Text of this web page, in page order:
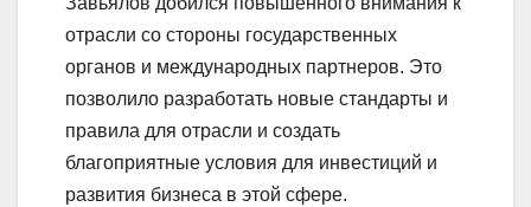
отрасли со стороны государственных
органов и международных партнеров. Это
позволило разработать новые стандарты и
правила для отрасли и создать
благоприятные условия для инвестиций и
развития бизнеса в этой сфере.